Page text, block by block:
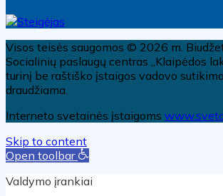
Visos teisės saugomos © 2026 m.
Socialinių paslaugų centras „Klaipėdos
turinį be raštiško įstaigos vadovo
draudžiama.
Interneto svetainės įstaigoms
Skip to content
Open toolbar
Valdymo įrankiai